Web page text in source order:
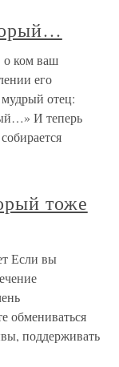
о ком ваш
его
отец:
И теперь
тоже
Если вы
обмениваться
поддерживать